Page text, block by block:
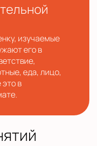
изучаемые
его в
еда, лицо,
в